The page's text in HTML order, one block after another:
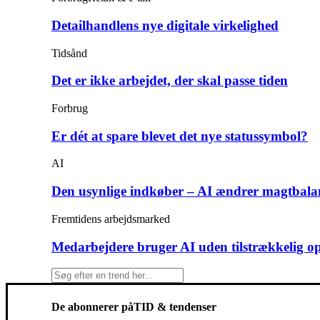
Detailhandlens nye digitale virkelighed
Tidsånd
Det er ikke arbejdet, der skal passe tiden
Forbrug
Er dét at spare blevet det nye statussymbol?
AI
Den usynlige indkøber – AI ændrer
Fremtidens arbejdsmarked
Medarbejdere bruger AI uden tilstrækkelig
De abonnerer påTID & tendenser